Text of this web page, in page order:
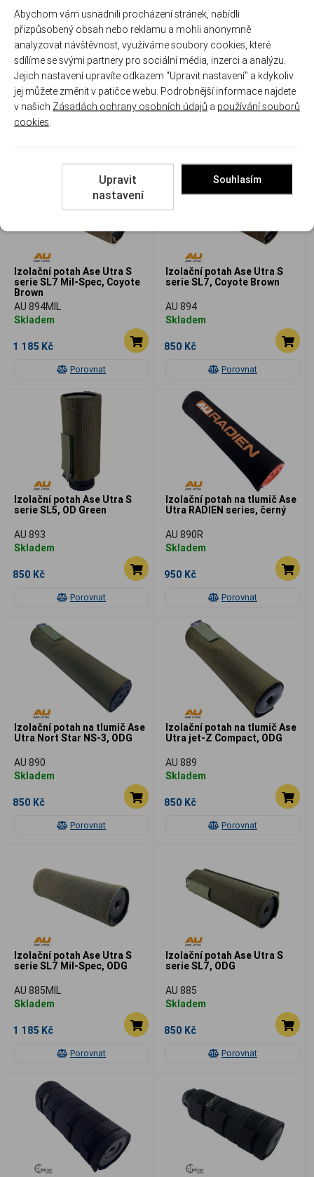
Izolační potah Ase Utra S
serie SL7 Mil-Spec, černá
AU 895MIL
Skladem
1 185 Kč
Izolační potah Ase Utra S
serie SL7, černá
AU 895
Skladem
Porovnat
Izolační potah Ase Utra S
serie SL7 Mil-Spec, Coyote
Brown
AU 894MIL
Skladem
1 185 Kč
Porovnat
Izolační potah Ase Utra S
serie SL7, Coyote Brown
AU 894
Skladem
850 Kč
Porovnat
Izolační potah Ase Utra S
serie SL5, OD Green
AU 893
Skladem
850 Kč
Porovnat
Izolační potah na tlumič Ase
Utra RADIEN series, černý
AU 890R
Skladem
950 Kč
Porovnat
Izolační potah na tlumič Ase
Utra Nort Star NS-3, ODG
AU 890
Skladem
850 Kč
Porovnat
Izolační potah na tlumič Ase
Utra jet-Z Compact, ODG
AU 889
Skladem
850 Kč
Porovnat
Izolační potah Ase Utra S
serie SL7 Mil-Spec, ODG
AU 885MIL
Skladem
1 185 Kč
Porovnat
Izolační potah Ase Utra S
serie SL7, ODG
AU 885
Skladem
850 Kč
Abychom vám usnadnili procházení stránek, nabídli
přizpůsobený obsah nebo reklamu a mohli anonymně
analyzovat návštěvnost, využíváme soubory cookies, které
sdílíme se svými partnery pro sociální média, inzerci a analýzu.
Jejich nastavení upravíte odkazem "Upravit nastavení" a kdykoliv
jej můžete změnit v patičce webu. Podrobnější informace najdete
v našich Zásadách ochrany osobních údajů a používání souborů
cookies
Upravit
nastavení
Souhlasím